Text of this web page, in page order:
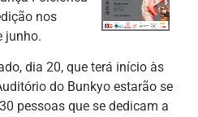
nos
junho.
dia 20, que terá início às
do Bunkyo estarão se
pessoas que se dedicam a